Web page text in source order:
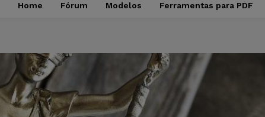
Home Fórum Modelos Ferramentas para PDF